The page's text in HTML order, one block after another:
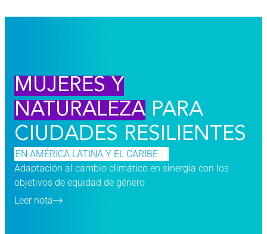
MUJERES Y
NATURALEZA PARA
CIUDADES RESILIENTES
EN AMÉRICA LATINA Y EL CARIBE
Adaptación al cambio climático en sinergia con los
objetivos de equidad de género
Leer nota